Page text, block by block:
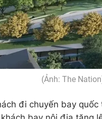
(Ảnh: The
đi chuyến bay